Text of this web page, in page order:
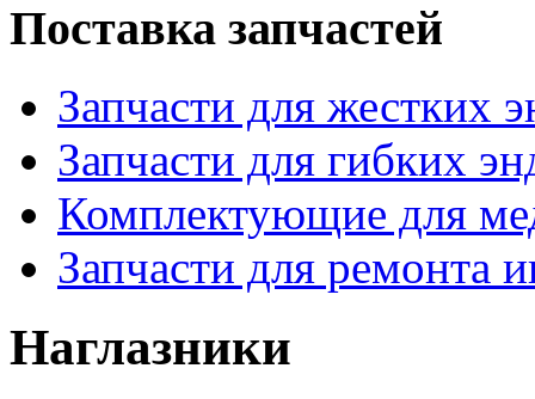
Поставка запчастей
Запчасти для жестких
Запчасти для гибких
Комплектующие для
Запчасти для ремонта
Наглазники